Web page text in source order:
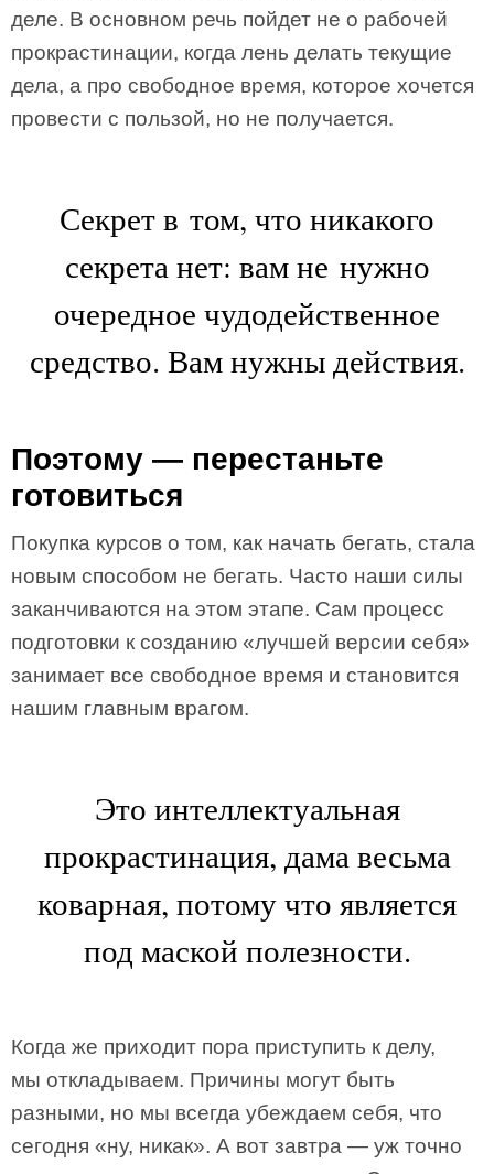
деле. В основном речь пойдет не о рабочей
прокрастинации, когда лень делать текущие
дела, а про свободное время, которое хочется
провести с пользой, но не получается.
Секрет в том, что никакого
секрета нет: вам не нужно
очередное чудодейственное
средство. Вам нужны действия.
Поэтому — перестаньте
готовиться
Покупка курсов о том, как начать бегать, стала
новым способом не бегать. Часто наши силы
заканчиваются на этом этапе. Сам процесс
подготовки к созданию «лучшей версии себя»
занимает все свободное время и становится
нашим главным врагом.
Это интеллектуальная
прокрастинация, дама весьма
коварная, потому что является
под маской полезности.
Когда же приходит пора приступить к делу,
мы откладываем. Причины могут быть
разными, но мы всегда убеждаем себя, что
сегодня «ну, никак». А вот завтра — уж точно